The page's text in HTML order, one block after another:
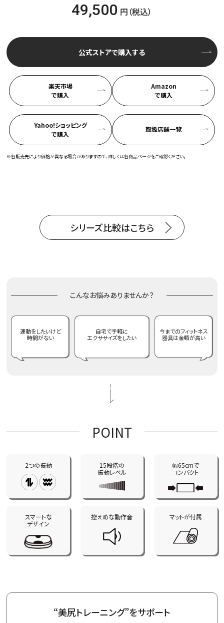
49,500 円（税込）
公式ストアで購入する
楽天市場
で購入
Amazon
で購入
Yahoo!ショッピング
で購入
取扱店舗一覧​
※各販売先により価格が異なる場合がありますので、詳しくは各商品ページをご確認ください。​
シリーズ比較はこちら
こんなお悩みありませんか？
運動をしたいけど
時間がない
自宅で手軽に
エクササイズをしたい
今までのフィットネス
器具は金額が高い
POINT
2つの振動
15段階の
振動レベル
幅65cmで
コンパクト
スマートな
デザイン
控えめな動作音 マットが付属
“美尻トレーニング”をサポート